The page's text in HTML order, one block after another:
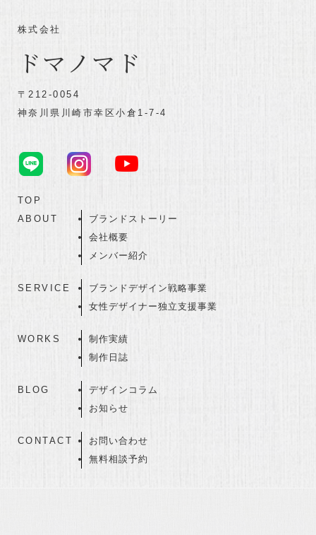
株式会社
ドマノマド
〒212-0054
神奈川県川崎市幸区小倉1-7-4
TOP
ABOUT
ブランドストーリー
会社概要
メンバー紹介
SERVICE
ブランドデザイン戦略事業
女性デザイナー独立支援事業
WORKS
制作実績
制作日誌
BLOG
デザインコラム
お知らせ
CONTACT
お問い合わせ
無料相談予約